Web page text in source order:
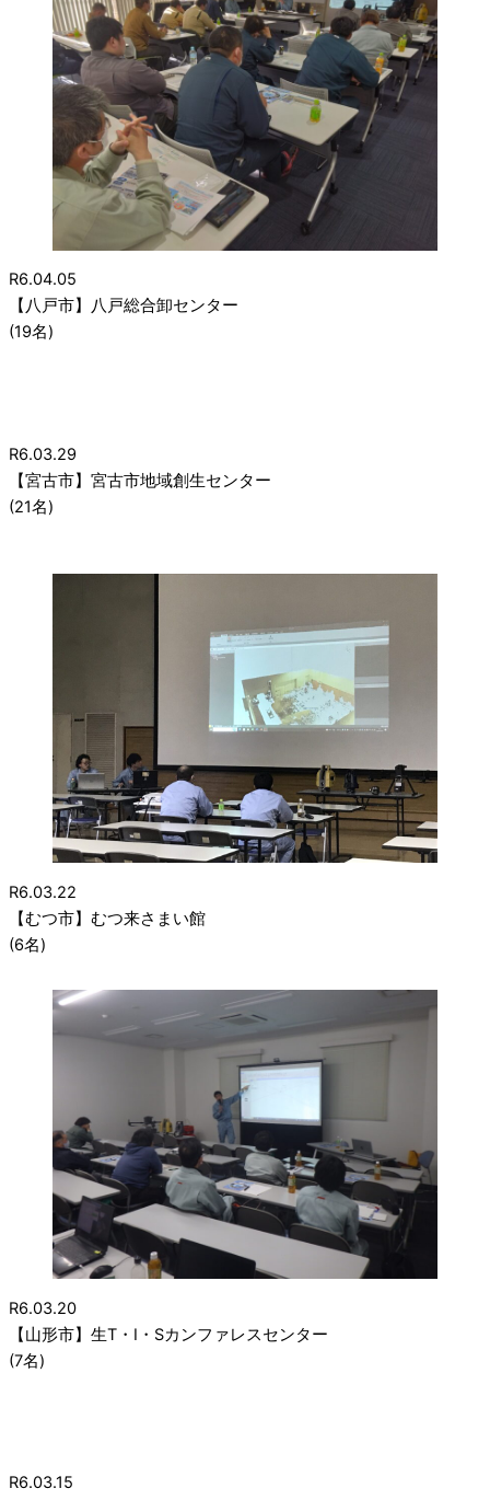
R6.04.05
【八戸市】八戸総合卸センター
(19名)
R6.03.29
【宮古市】宮古市地域創生センター
(21名)
R6.03.22
【むつ市】むつ来さまい館
(6名)
R6.03.20
【山形市】生T・I・Sカンファレスセンター
(7名)
R6.03.15